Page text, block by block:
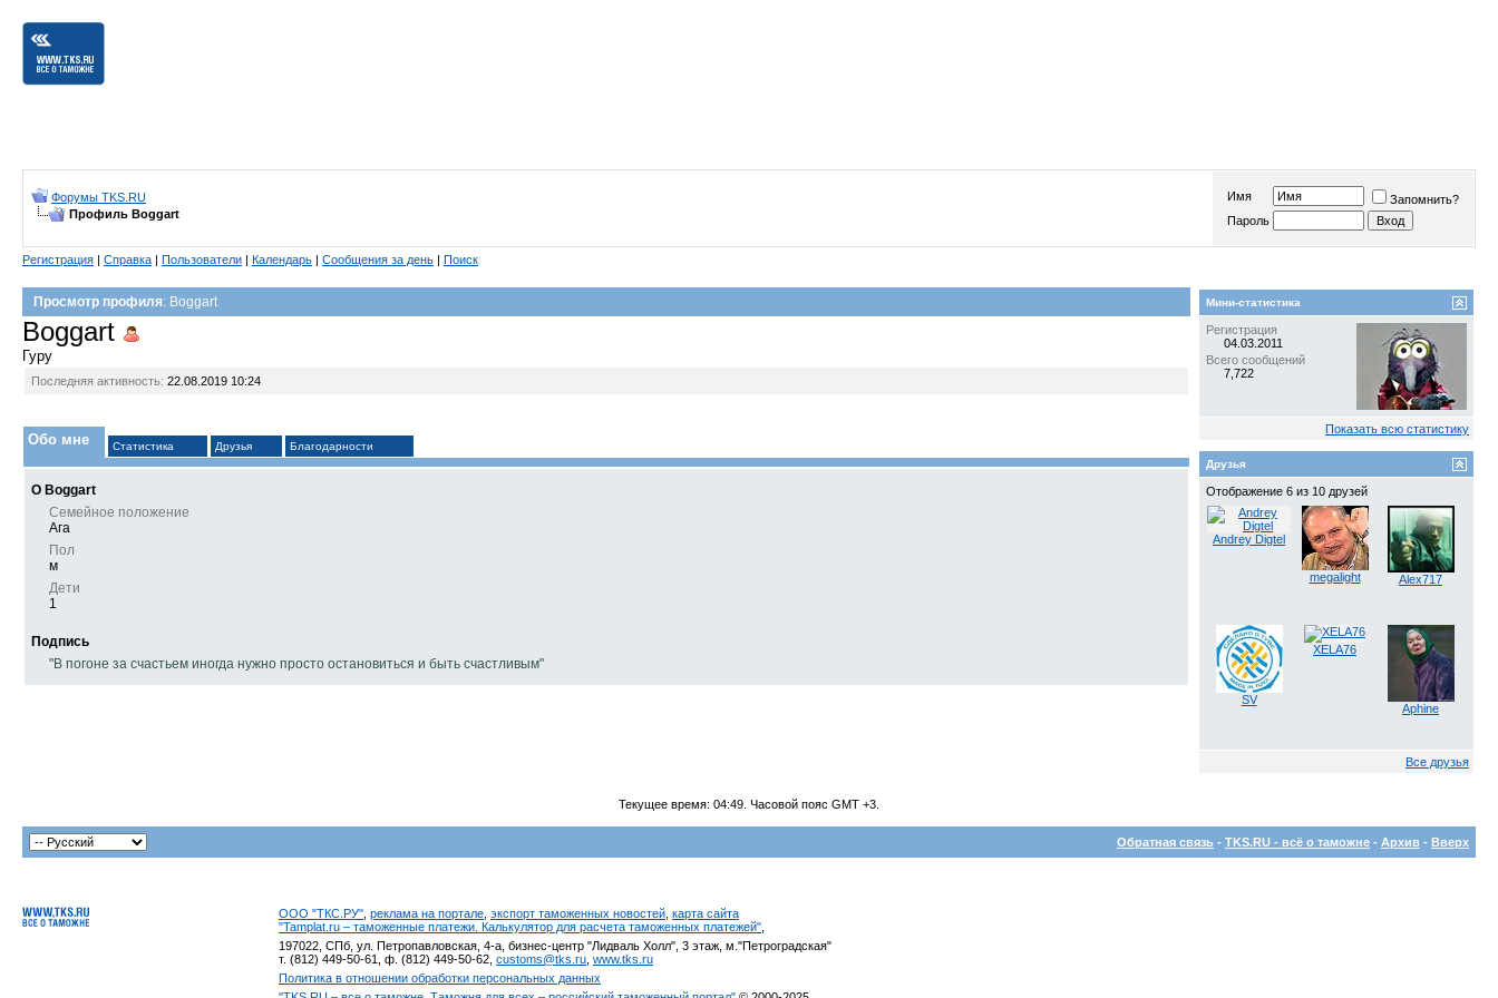
Форумы TKS.RU
Профиль Boggart
Имя
Запомнить?
Пароль
Регистрация | Справка | Пользователи | Календарь | Сообщения за день | Поиск
Просмотр профиля: Boggart
Boggart
Гуру
Последняя активность: 22.08.2019 10:24
Обо мне Статистика Друзья Благодарности
О Boggart
Семейное положение
Ага
Пол
м
Дети
1
Подпись
"В погоне за счастьем иногда нужно просто остановиться и быть счастливым"
Мини-статистика
Регистрация
04.03.2011
Всего сообщений
7,722
Показать всю статистику
Друзья
Отображение 6 из 10 друзей
Andrey Digtel
megalight Alex717
SV
XELA76
Aphine
Все друзья
Текущее время: 04:49 . Часовой пояс GMT +3.
Обратная связь - TKS.RU - всё о таможне - Архив - Вверх
ООО "ТКС.РУ" реклама на портале экспорт таможенных новостей карта сайта
"Tamplat.ru – таможенные платежи. Калькулятор для расчета таможенных платежей"
197022, СПб, ул. Петропавловская, 4-а, бизнес-центр "Лидваль Холл", 3 этаж, м."Петроградская"
т. (812) 449-50-61, ф. (812) 449-50-62, customs@tks.ru www.tks.ru
Политика в отношении обработки персональных данных